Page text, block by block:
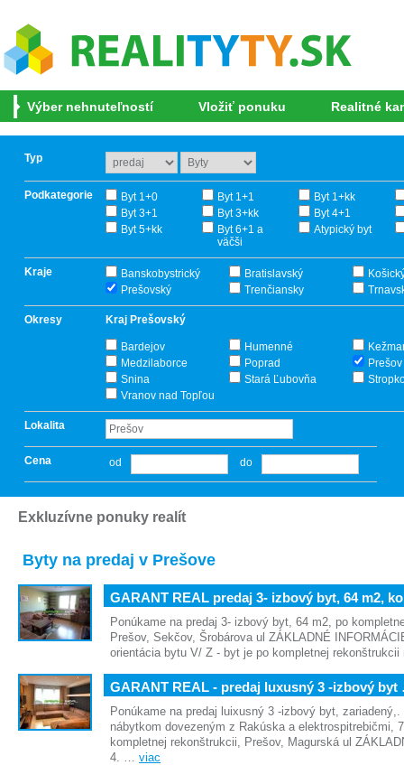
Výber nehnuteľností Vložiť ponuku Realitné
Typ
Podkategorie Byt 1+0 Byt 1+1
Byt 1+kk
Byt 3+1
Byt 3+kk
Byt 4+1
Byt 5+kk
Byt 6+1 a
väčši
Atypický byt
Kraje Banskobystrický Bratislavský
Prešovský
Trenčiansky
Okresy Kraj Prešovský
Bardejov Humenné
Medzilaborce
Poprad
Prešov
Snina
Stará Ľubovňa
Vranov nad Topľou
Lokalita
Cena od do
Exkluzívne ponuky realít
Byty na predaj v Prešove
GARANT REAL predaj 3- izbový byt, 64 m2,
Ponúkame na predaj 3- izbový byt, 64 m2, po
Prešov, Sekčov, Šrobárova ul ZÁKLADNÉ
orientácia bytu V/ Z - byt je po kompletnej
GARANT REAL - predaj luxusný 3 -izbový
Ponúkame na predaj luixusný 3 -izbový byt,
nábytkom dovezeným z Rakúska a elektrospitrebičmi,
kompletnej rekonštrukcii, Prešov, Magurská ul
4. … viac